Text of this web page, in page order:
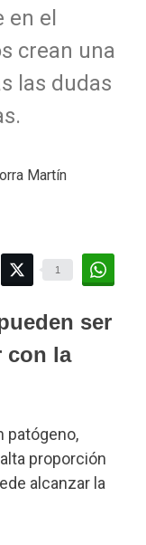
el
crean una
las dudas
Martín
1
ser
con la
patógeno,
proporción
alcanzar la